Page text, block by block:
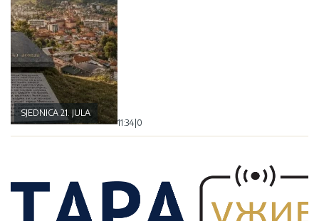
SJEDNICA 21. JULA
11:34 0